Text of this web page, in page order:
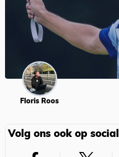
Floris Roos
Volg ons ook op social